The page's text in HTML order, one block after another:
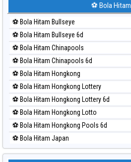
⚽ Bola Merah Kuda Lari
⚽ Bola Merah Magnum Cambodia
⚽ Bola Merah Nagoya
⚽ Bola Merah North Carolina Day
⚽ Bola Merah Pcso
⚽ Bola Merah Sao Paulo
⚽ Bola Merah Singapore
⚽ Bola Merah Sydney
⚽ Bola Merah Sydney Lottery
⚽ Bola Merah Sydney Lottery 6d
⚽ Bola Merah Sydney Lotto
⚽ Bola Merah Sydney Pools 6d
⚽ Bola Hitam
⚽ Bola Hitam Bullseye
⚽ Bola Hitam Bullseye 6d
⚽ Bola Hitam Chinapools
⚽ Bola Hitam Chinapools 6d
⚽ Bola Hitam Hongkong
⚽ Bola Hitam Hongkong Lottery
⚽ Bola Hitam Hongkong Lottery 6d
⚽ Bola Hitam Hongkong Lotto
⚽ Bola Hitam Hongkong Pools 6d
⚽ Bola Hitam Japan
⚽ Bola Hitam Japan 6d